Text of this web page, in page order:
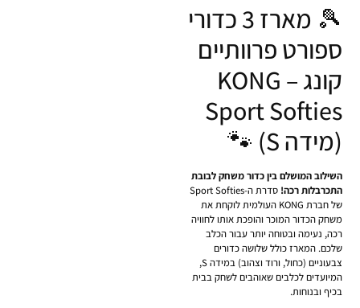
🎾 מארז 3 כדורי
ספורט פרוותיים
קונג – KONG
Sport Softies
(מידה S) 🐾
השילוב המושלם בין כדור משחק לבובת
התכרבלות רכה!
סדרת ה-Sport Softies
של חברת KONG העולמית לוקחת את
משחק הכדור המוכר והופכת אותו לחוויה
רכה, נעימה ובטוחה יותר עבור הכלב
שלכם. המארז כולל שלושה כדורים
צבעוניים (כחול, ורוד וצהוב) במידה S,
המיועדים לכלבים שאוהבים לשחק בבית
בכיף ובנוחות.